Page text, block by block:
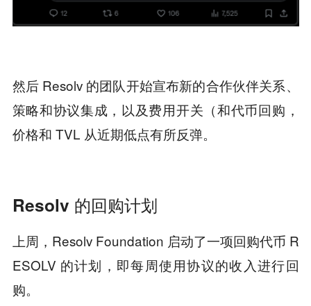
然后 Resolv 的团队开始宣布新的合作伙伴关系、
策略和协议集成，以及费用开关（和代币回购，
价格和 TVL 从近期低点有所反弹。
Resolv 的回购计划
上周，Resolv Foundation 启动了一项回购代币 R
ESOLV 的计划，即每周使用协议的收入进行回
购。